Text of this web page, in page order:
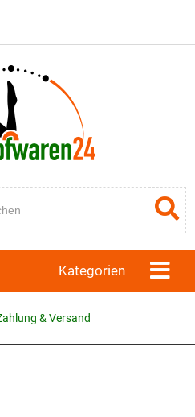
Passwort vergessen?
Kategorien
& Versand